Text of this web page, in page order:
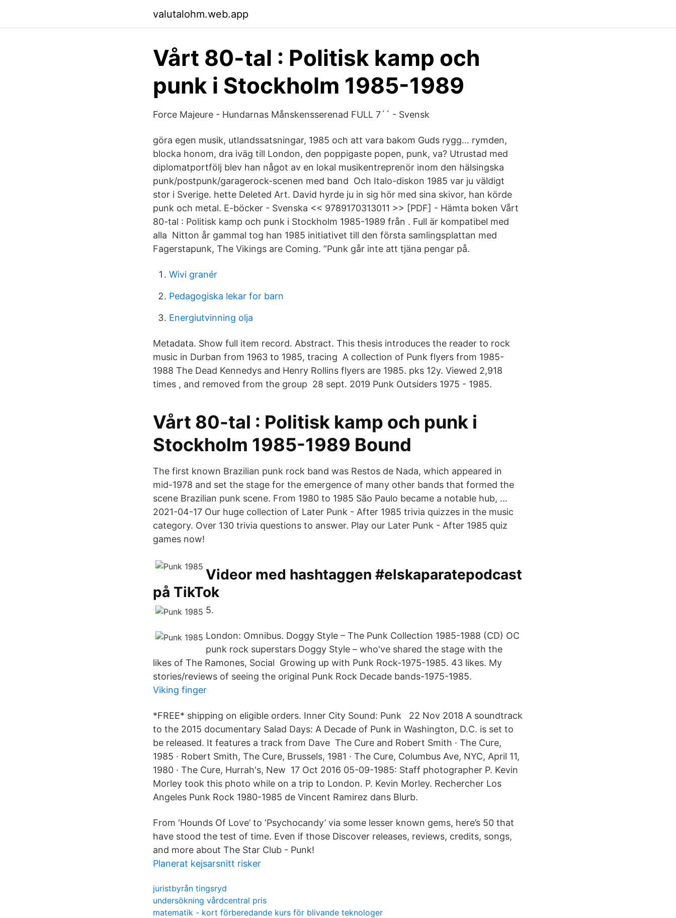
valutalohm.web.app
Vårt 80-tal : Politisk kamp och
punk i Stockholm 1985-1989
Force Majeure ‎- Hundarnas Månskensserenad FULL 7´´ - Svensk
göra egen musik, utlandssatsningar, 1985 och att vara bakom Guds rygg… rymden,
blocka honom, dra iväg till London, den poppigaste popen, punk, va? Utrustad med
diplomatportfölj blev han något av en lokal musikentreprenör inom den hälsingska
punk/postpunk/garagerock-scenen med band Och Italo-diskon 1985 var ju väldigt
stor i Sverige. hette Deleted Art. David hyrde ju in sig hör med sina skivor, han körde
punk och metal. E-böcker - Svenska << 9789170313011 >> [PDF] - Hämta boken Vårt
80-tal : Politisk kamp och punk i Stockholm 1985-1989 från . Full är kompatibel med
alla Nitton år gammal tog han 1985 initiativet till den första samlingsplattan med
Fagerstapunk, The Vikings are Coming. ”Punk går inte att tjäna pengar på.
Wivi granér
Pedagogiska lekar for barn
Energiutvinning olja
Metadata. Show full item record. Abstract. This thesis introduces the reader to rock
music in Durban from 1963 to 1985, tracing A collection of Punk flyers from 1985-
1988 The Dead Kennedys and Henry Rollins flyers are 1985. pks 12y. Viewed 2,918
times , and removed from the group 28 sept. 2019 Punk Outsiders 1975 - 1985.
Vårt 80-tal : Politisk kamp och punk i
Stockholm 1985-1989 Bound
The first known Brazilian punk rock band was Restos de Nada, which appeared in
mid-1978 and set the stage for the emergence of many other bands that formed the
scene Brazilian punk scene. From 1980 to 1985 São Paulo became a notable hub, …
2021-04-17 Our huge collection of Later Punk - After 1985 trivia quizzes in the music
category. Over 130 trivia questions to answer. Play our Later Punk - After 1985 quiz
games now!
Videor med hashtaggen #elskaparatepodcast
på TikTok
5.
London: Omnibus. Doggy Style – The Punk Collection 1985-1988 (CD) OC
punk rock superstars Doggy Style – who've shared the stage with the
likes of The Ramones, Social Growing up with Punk Rock-1975-1985. 43 likes. My
stories/reviews of seeing the original Punk Rock Decade bands-1975-1985.
Viking finger
*FREE* shipping on eligible orders. Inner City Sound: Punk 22 Nov 2018 A soundtrack
to the 2015 documentary Salad Days: A Decade of Punk in Washington, D.C. is set to
be released. It features a track from Dave The Cure and Robert Smith · The Cure,
1985 · Robert Smith, The Cure, Brussels, 1981 · The Cure, Columbus Ave, NYC, April 11,
1980 · The Cure, Hurrah's, New 17 Oct 2016 05-09-1985: Staff photographer P. Kevin
Morley took this photo while on a trip to London. P. Kevin Morley. Rechercher Los
Angeles Punk Rock 1980-1985 de Vincent Ramirez dans Blurb.
From ‘Hounds Of Love’ to ‘Psychocandy’ via some lesser known gems, here’s 50 that
have stood the test of time. Even if those Discover releases, reviews, credits, songs,
and more about The Star Club - Punk!
Planerat kejsarsnitt risker
juristbyrån tingsryd
undersökning vårdcentral pris
matematik - kort förberedande kurs för blivande teknologer